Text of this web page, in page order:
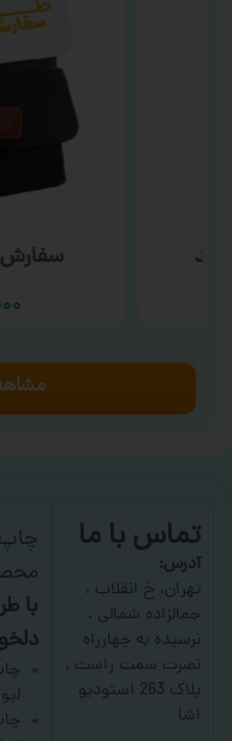
تماس با ما
آدرس:
تهران، خ انقلاب ،
جمالزاده شمالی ،
نرسیده به چهارراه
نصرت سمت راست ،
پلاک 263 استودیو
اشا
چاپ
با